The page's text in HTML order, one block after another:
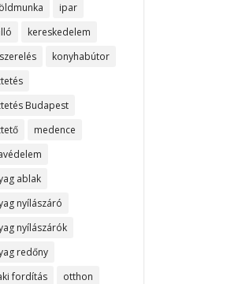
ipar
kereskedelem
konyhabútor
Budapest
medence
ablak
nyílászáró
nyílászárók
redőny
fordítás
otthon